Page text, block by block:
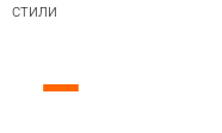
стили
—